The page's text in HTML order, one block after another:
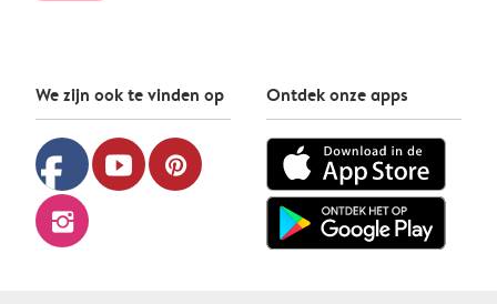
We zijn ook te vinden op
facebook youtube pinterest
instagram
Ontdek onze apps